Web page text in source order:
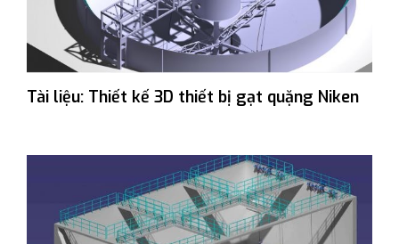
Tài liệu: Thiết kế 3D thiết bị gạt quặng Niken